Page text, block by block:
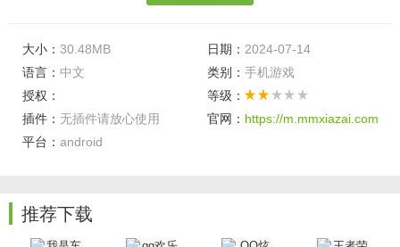
【精准把握】
精心挑选合适的农作物及家禽，这不仅有助于您更好地完成
【快速运输】
大小： 30.48MB 日期： 2024-07-14
语言： 中文 类别： 手机游戏
授权：
等级：
插件： 无插件请放心使用 官网： https://m.mmxiazai.com
平台： android
推荐下载